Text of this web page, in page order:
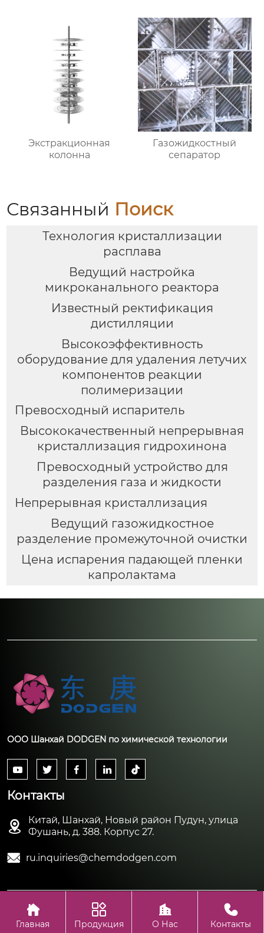
Экстракционная
колонна
Газожидкостный
сепаратор
Связанный Поиск
Технология кристаллизации
расплава
Ведущий настройка
микроканального реактора
Известный ректификация
дистилляции
Высокоэффективность
оборудование для удаления летучих
компонентов реакции
полимеризации
Превосходный испаритель
Высококачественный непрерывная
кристаллизация гидрохинона
Превосходный устройство для
разделения газа и жидкости
Непрерывная кристаллизация
Ведущий газожидкостное
разделение промежуточной очистки
Цена испарения падающей пленки
капролактама
ООО Шанхай DODGEN по химической технологии
    
Контакты

Китай, Шанхай, Новый район Пудун, улица
Фушань, д. 388. Корпус 27.
 ru.inquiries@chemdodgen.com
Авторское право©ООО Шанхай DODGEN по химической
технологии

Главная

Продукция

О Нас

Контакты